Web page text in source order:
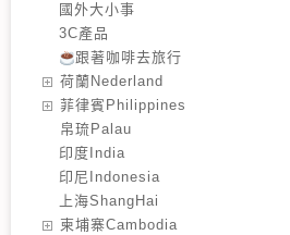
國外大小事
3C產品
跟著咖啡去旅行
️荷蘭Nederland
️菲律賓Philippines
️帛琉Palau
印度India
印尼Indonesia
上海ShangHai
️柬埔寨Cambodia